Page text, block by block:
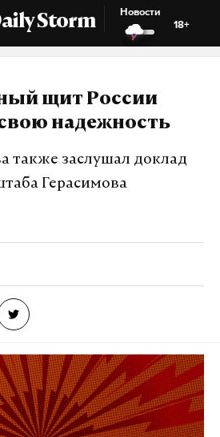
Storm
Новости
18+
щит России
надежность
также заслушал доклад
Герасимова